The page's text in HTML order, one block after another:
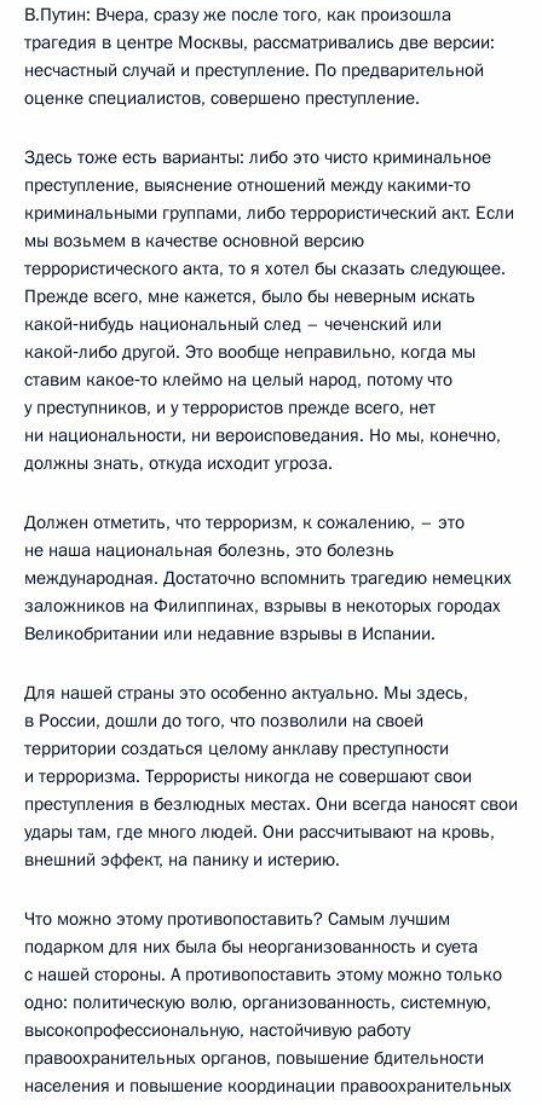
В.Путин: Вчера, сразу же после того, как произошла
трагедия в центре Москвы, рассматривались две версии:
несчастный случай и преступление. По предварительной
оценке специалистов, совершено преступление.
Здесь тоже есть варианты: либо это чисто криминальное
преступление, выяснение отношений между какими‑то
криминальными группами, либо террористический акт. Если
мы возьмем в качестве основной версию
террористического акта, то я хотел бы сказать следующее.
Прежде всего, мне кажется, было бы неверным искать
какой‑нибудь национальный след – чеченский или
какой‑либо другой. Это вообще неправильно, когда мы
ставим какое‑то клеймо на целый народ, потому что
у преступников, и у террористов прежде всего, нет
ни национальности, ни вероисповедания. Но мы, конечно,
должны знать, откуда исходит угроза.
Должен отметить, что терроризм, к сожалению, – это
не наша национальная болезнь, это болезнь
международная. Достаточно вспомнить трагедию немецких
заложников на Филиппинах, взрывы в некоторых городах
Великобритании или недавние взрывы в Испании.
Для нашей страны это особенно актуально. Мы здесь,
в России, дошли до того, что позволили на своей
территории создаться целому анклаву преступности
и терроризма. Террористы никогда не совершают свои
преступления в безлюдных местах. Они всегда наносят свои
удары там, где много людей. Они рассчитывают на кровь,
внешний эффект, на панику и истерию.
Что можно этому противопоставить? Самым лучшим
подарком для них была бы неорганизованность и суета
с нашей стороны. А противопоставить этому можно только
одно: политическую волю, организованность, системную,
высокопрофессиональную, настойчивую работу
правоохранительных органов, повышение бдительности
населения и повышение координации правоохранительных